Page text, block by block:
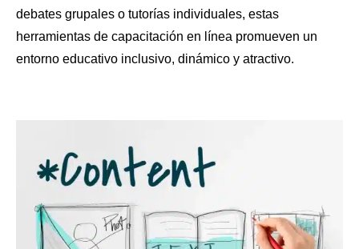
debates grupales o tutorías individuales, estas
herramientas de capacitación en línea promueven un
entorno educativo inclusivo, dinámico y atractivo.